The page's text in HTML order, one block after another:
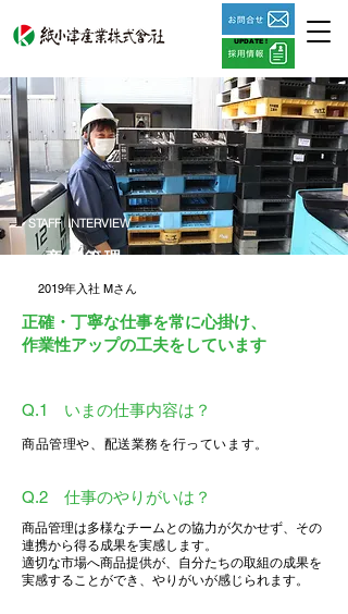
UPDATE !
商品管理
2019年入社 Mさん
STAFF INTERVIEW
正確・丁寧な仕事を常に心掛け、
​作業性アップの工夫をしています
Q.1 いまの仕事内容は？
商品管理や、配送業務を行っています。
Q.2 仕事のやりがいは？
商品管理は多様なチームとの協力が欠かせず、その
連携から得る成果を実感します。
適切な市場へ商品提供が、自分たちの取組の成果を
実感することができ、やりがいが感じられます。